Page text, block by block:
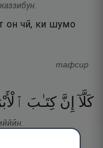
он чӣ, ки шумо
тафсир
كَلَّآ إِنَّ كِتَـٰبَ
дар